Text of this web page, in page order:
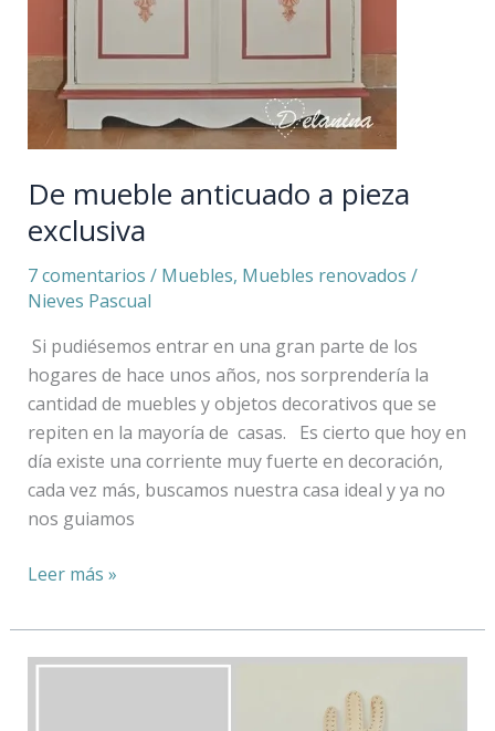
De mueble anticuado a pieza
exclusiva
7 comentarios / Muebles, Muebles renovados /
Nieves Pascual
Si pudiésemos entrar en una gran parte de los
hogares de hace unos años, nos sorprendería la
cantidad de muebles y objetos decorativos que se
repiten en la mayoría de casas. Es cierto que hoy en
día existe una corriente muy fuerte en decoración,
cada vez más, buscamos nuestra casa ideal y ya no
nos guiamos
Leer más »
La